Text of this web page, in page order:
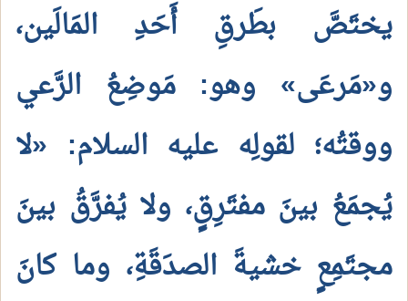
يختَصَّ بطَرقِ أَحَدِ المَالَين،
و«مَرعَى» وهو: مَوضِعُ الرَّعي
ووقتُه؛ لقولِه عليه السلام: «لا
يُجمَعُ بينَ مفتَرِقٍ، ولا يُفرَّقُ بينَ
مجتَمِعٍ خشيةَ الصدَقَةِ، وما كانَ